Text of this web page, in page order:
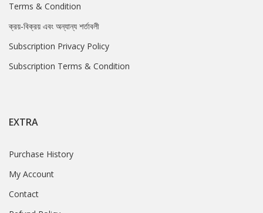
Terms & Condition
ক্রয়-বিক্রয় এবং অন্যান্য শর্তাবলী
Subscription Privacy Policy
Subscription Terms & Condition
EXTRA
Purchase History
My Account
Contact